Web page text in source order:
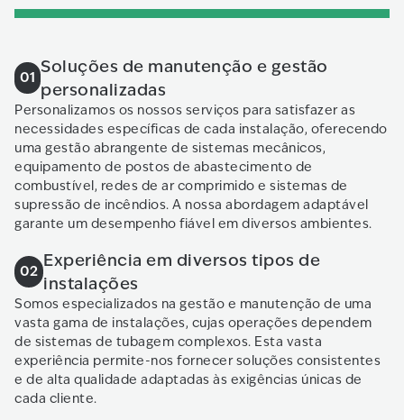
01
Soluções de manutenção e gestão
personalizadas
Personalizamos os nossos serviços para satisfazer as
necessidades específicas de cada instalação, oferecendo
uma gestão abrangente de sistemas mecânicos,
equipamento de postos de abastecimento de
combustível, redes de ar comprimido e sistemas de
supressão de incêndios. A nossa abordagem adaptável
garante um desempenho fiável em diversos ambientes.
02
Experiência em diversos tipos de
instalações
Somos especializados na gestão e manutenção de uma
vasta gama de instalações, cujas operações dependem
de sistemas de tubagem complexos. Esta vasta
experiência permite-nos fornecer soluções consistentes
e de alta qualidade adaptadas às exigências únicas de
cada cliente.